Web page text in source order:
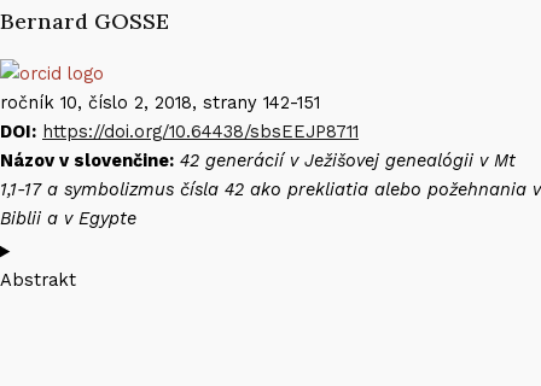
Bernard GOSSE​
ročník 10, číslo 2, 2018, strany 142-151
DOI: https://doi.org/10.64438/sbsEEJP8711
Názov v slovenčine: 42 generácií v Ježišovej genealógii v Mt
1,1-17 a symbolizmus čísla 42 ako prekliatia alebo požehnania v
Biblii a v Egypte
Abstrakt